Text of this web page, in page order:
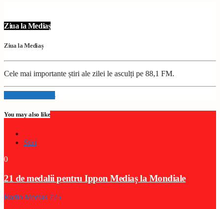
Ziua la Mediaș
Ziua la Mediaș
Cele mai importante știri ale zilei le asculți pe 88,1 FM.
Info and episodes
You may also like
Stiri
0
21 de medalii pentru Ippon Mediaș la Mondiale
Radio Medias 725